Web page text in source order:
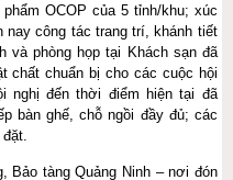
OCOP của 5 tỉnh/khu; xúc
công tác trang trí, khánh tiết
và phòng họp tại Khách sạn đã
chuẩn bị cho các cuộc hội
nghị đến thời điểm hiện tại đã
bàn ghế, chỗ ngồi đầy đủ; các
Bảo tàng Quảng Ninh – nơi đón